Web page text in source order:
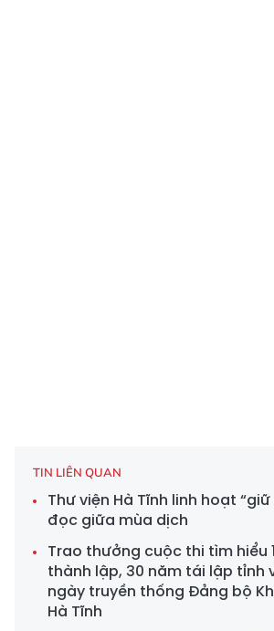
TIN LIÊN QUAN
Thư viện Hà Tĩnh linh hoạt
đọc giữa mùa dịch
Trao thưởng cuộc thi tìm hiểu
thành lập, 30 năm tái lập tỉnh
ngày truyền thống Đảng bộ
Hà Tĩnh